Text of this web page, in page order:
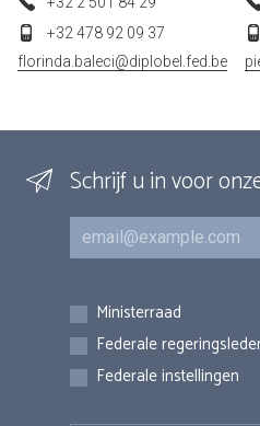
+32 478 92 09 37
florinda.baleci@diplobel.fed.be
Schrijf u in voor
E-mail
Inschrijvingen
Ministerraad
Federale
Federale instellingen